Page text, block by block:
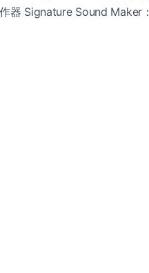
器 Signature Sound Maker：